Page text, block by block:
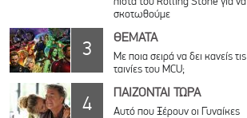
σκοτωθούμε
3 ΘΕΜΑΤΑ
Με ποια σειρά να δει κανείς τις
ταινίες του MCU;
4 ΠΑΙΖΟΝΤΑΙ ΤΩΡΑ
Αυτό που Ξέρουν οι Γυναίκες